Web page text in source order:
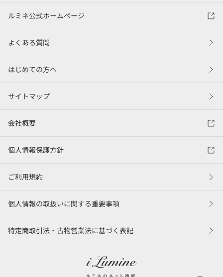
ルミネ公式ホームページ
よくある質問
はじめての方へ
サイトマップ
会社概要
個人情報保護方針
ご利用規約
個人情報の取扱いに関する重要事項
特定商取引法・古物営業法に基づく表記